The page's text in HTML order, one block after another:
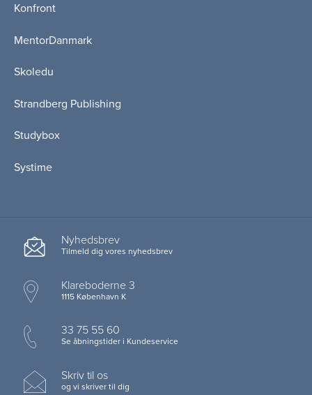
Konfront
MentorDanmark
Skoledu
Strandberg Publishing
Studybox
Systime
Nyhedsbrev
Tilmeld dig vores nyhedsbrev
Klareboderne 3
1115 København K
33 75 55 60
Se åbningstider i Kundeservice
Skriv til os
og vi skriver til dig